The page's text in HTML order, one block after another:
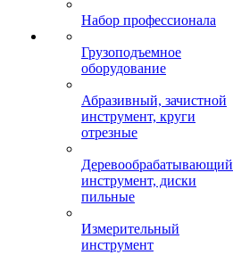
Набор профессионала
Грузоподъемное
оборудование
Абразивный, зачистной
инструмент, круги
отрезные
Деревообрабатывающий
инструмент, диски
пильные
Измерительный
инструмент